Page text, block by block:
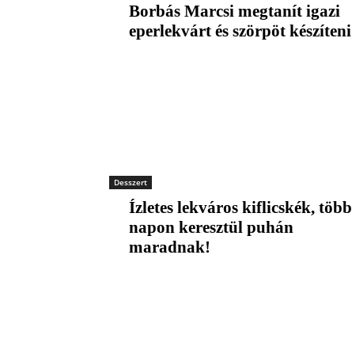
Borbás Marcsi megtanít igazi
eperlekvárt és szörpöt készíteni
Desszert
Ízletes lekváros kiflicskék, több
napon keresztül puhán
maradnak!